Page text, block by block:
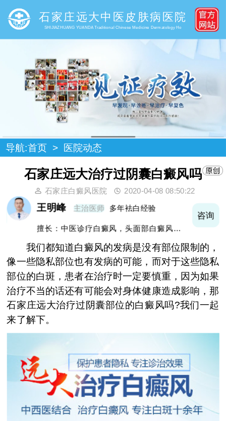
石家庄远大中医皮肤病医院
SHIJIAZHUANG YUANDA Traditional Chinese Medicine Dermatology Ho
导航:首页 > 医院动态
石家庄远大治疗过阴囊白癜风吗
石家庄白癜风医院 2020-04-08 08:50:22
王明峰 主治医师 多年袪白经验
擅长：中医诊疗白癜风，头面部白癜风，青
咨询
我们都知道白癜风的发病是没有部位限制的，
像一些隐私部位也有发病的可能，而对于这些隐私
部位的白斑，患者在治疗时一定要慎重，因为如果
治疗不当的话还有可能会对身体健康造成影响，那
石家庄远大治疗过阴囊部位的白癜风吗?我们一起
来了解下。